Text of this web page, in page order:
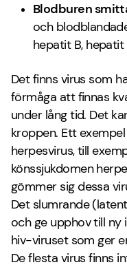
Blodburen
och
hepatit B, hepatit
Det finns virus som
förmåga att finnas
under lång tid. Det
kroppen. Ett
herpesvirus, till
könssjukdomen
gömmer sig dessa
Det slumrande
och ge upphov till ny
hiv-viruset som ger
De flesta virus finns